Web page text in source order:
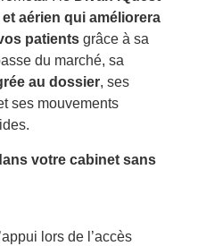
aérien qui améliorera
patients grâce à sa
du marché, sa
au dossier, ses
ses mouvements
votre cabinet sans
lors de l’accès